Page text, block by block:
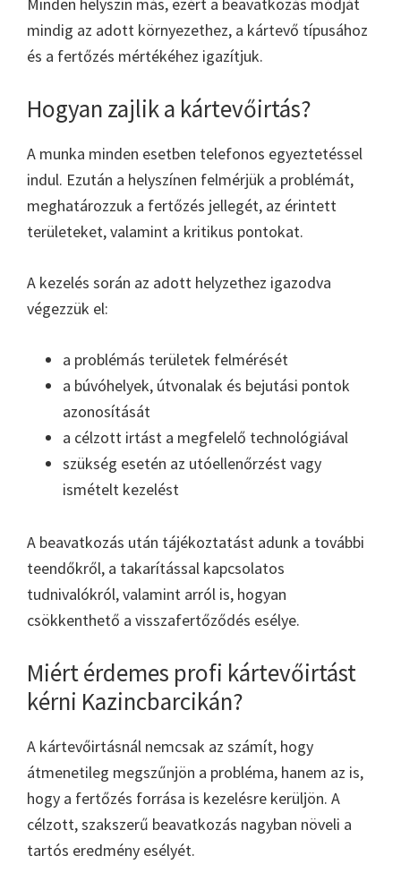
mindig az adott környezethez, a kártevő típusához
és a fertőzés mértékéhez igazítjuk.
Hogyan zajlik a kártevőirtás?
A munka minden esetben telefonos egyeztetéssel
indul. Ezután a helyszínen felmérjük a problémát,
meghatározzuk a fertőzés jellegét, az érintett
területeket, valamint a kritikus pontokat.
A kezelés során az adott helyzethez igazodva
végezzük el:
a problémás területek felmérését
a búvóhelyek, útvonalak és bejutási pontok
azonosítását
a célzott irtást a megfelelő technológiával
szükség esetén az utóellenőrzést vagy
ismételt kezelést
A beavatkozás után tájékoztatást adunk a további
teendőkről, a takarítással kapcsolatos
tudnivalókról, valamint arról is, hogyan
csökkenthető a visszafertőződés esélye.
Miért érdemes profi kártevőirtást
kérni Kazincbarcikán?
A kártevőirtásnál nemcsak az számít, hogy
átmenetileg megszűnjön a probléma, hanem az is,
hogy a fertőzés forrása is kezelésre kerüljön. A
célzott, szakszerű beavatkozás nagyban növeli a
tartós eredmény esélyét.